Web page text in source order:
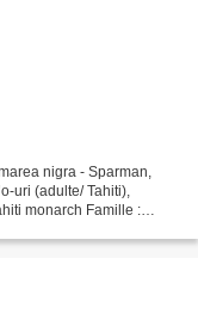
nigra - Sparman,
uri (adulte/ Tahiti),
monarch Famille :